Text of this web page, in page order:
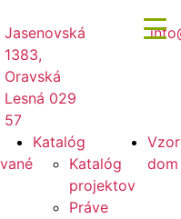
Jasenovská
1383,
Oravská
Lesná 029
57
Katalóg
Katalóg
projektov
Práve
dom